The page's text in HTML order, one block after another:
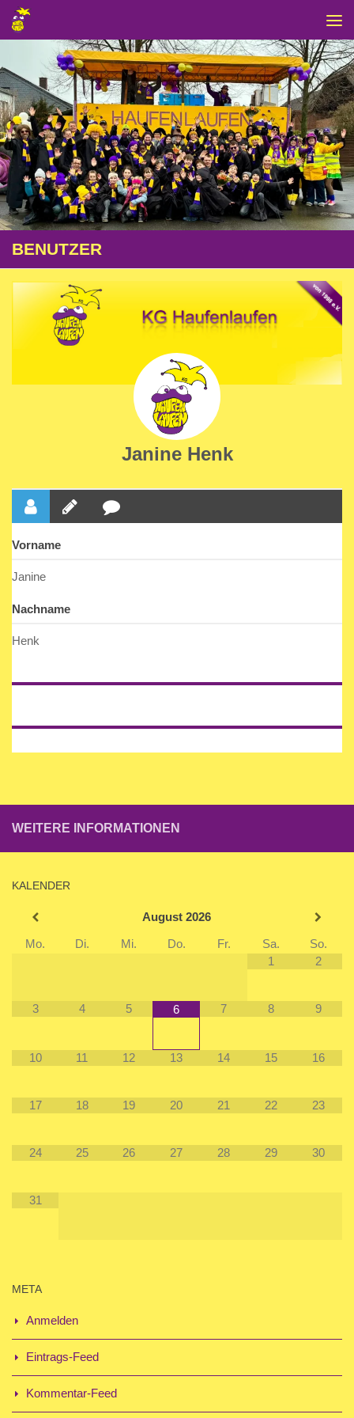
Zum Inhalt springen
BENUTZER
Janine Henk
Vorname
Janine
Nachname
Henk
WEITERE INFORMATIONEN
KALENDER
August 2026
Mo.
Di. Mi. Do. Fr. Sa.
So.
1
2
3 4 5 6 7 8 9
10 11 12 13 14 15 16
17 18 19 20 21 22 23
24 25 26 27 28 29 30
31
META
Anmelden
Eintrags-Feed
Kommentar-Feed